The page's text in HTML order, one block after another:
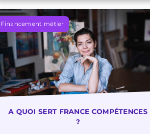
Financement métier
A QUOI SERT FRANCE COMPÉTENCES
?